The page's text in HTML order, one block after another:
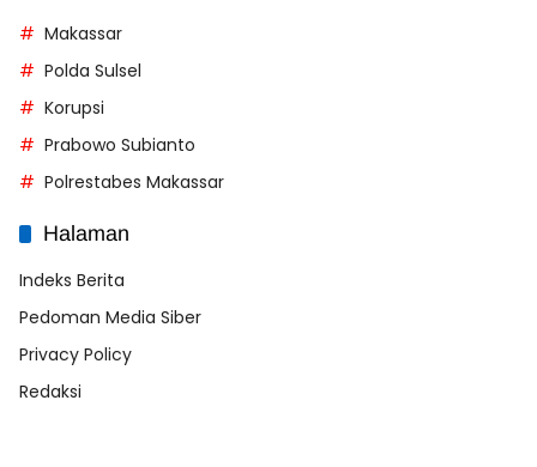
Makassar
Polda Sulsel
Korupsi
Prabowo Subianto
Polrestabes Makassar
Halaman
Indeks Berita
Pedoman Media Siber
Privacy Policy
Redaksi